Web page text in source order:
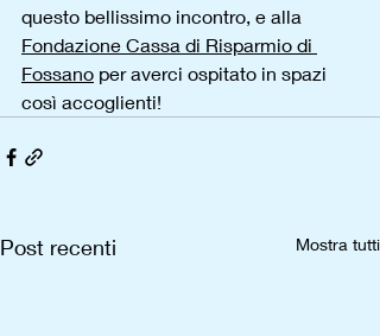
questo bellissimo incontro, e alla
Fondazione Cassa di Risparmio di
Fossano per averci ospitato in spazi
così accoglienti!
Post recenti Mostra tutti